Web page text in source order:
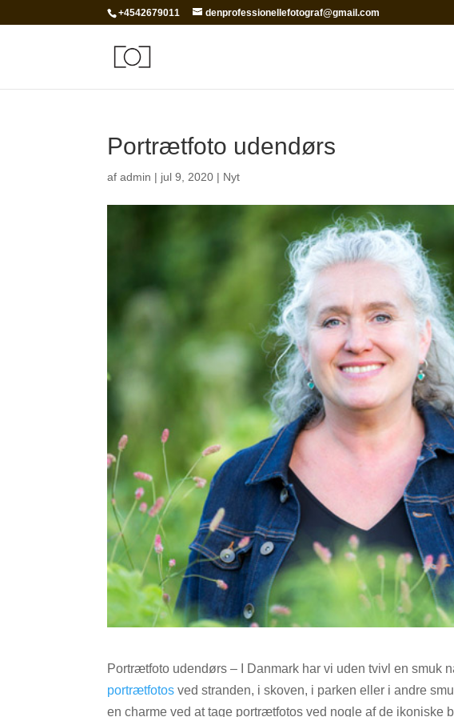
+4542679011 denprofessionellefotograf@gmail.com
Portrætfoto udendørs
afadmin | jul 9, 2020 | Nyt
Portrætfoto udendørs – I Danmark har vi uden tvivl en smuk
portrætfotos ved stranden, i skoven, i parken eller i andre
en charme ved at tage portrætfotos ved nogle af de ikoniske